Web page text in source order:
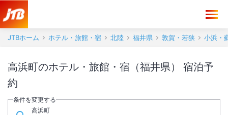
JTBホーム ホテル・旅館・宿 北陸 福井県 敦賀・若狭 小浜・
高浜町のホテル・旅館・宿（福井県） 宿泊予
約
条件を変更する
高浜町